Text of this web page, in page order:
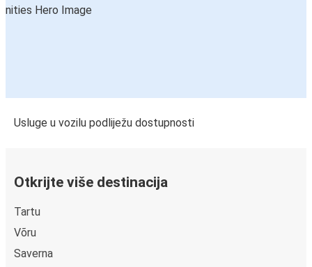
Usluge u vozilu podliježu dostupnosti
Otkrijte više destinacija
Tartu
Võru
Saverna